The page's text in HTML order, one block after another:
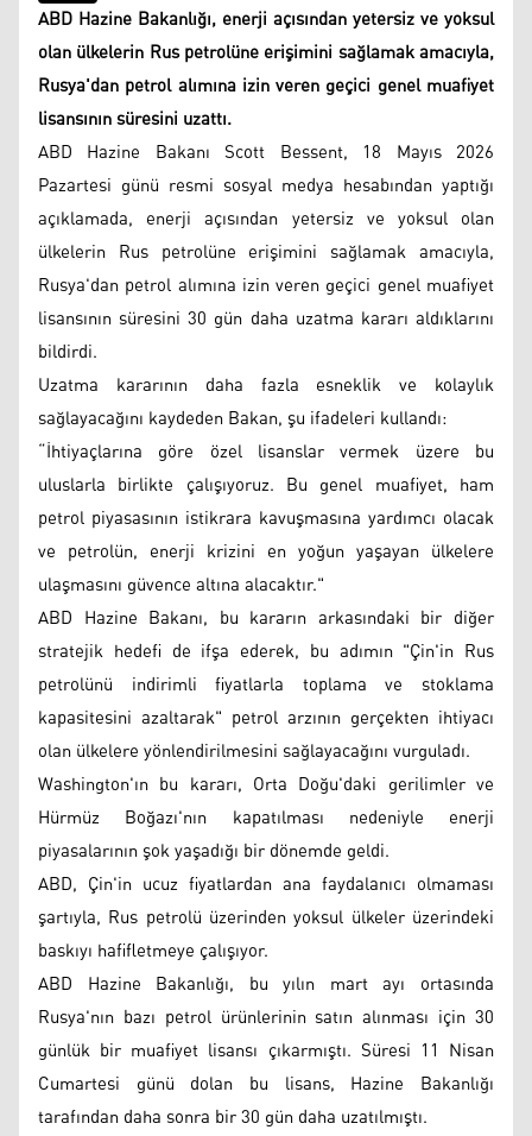
ABD Hazine Bakanlığı, enerji açısından yetersiz ve yoksul
olan ülkelerin Rus petrolüne erişimini sağlamak amacıyla,
Rusya'dan petrol alımına izin veren geçici genel muafiyet
lisansının süresini uzattı.
ABD Hazine Bakanı Scott Bessent, 18 Mayıs 2026
Pazartesi günü resmi sosyal medya hesabından yaptığı
açıklamada, enerji açısından yetersiz ve yoksul olan
ülkelerin Rus petrolüne erişimini sağlamak amacıyla,
Rusya'dan petrol alımına izin veren geçici genel muafiyet
lisansının süresini 30 gün daha uzatma kararı aldıklarını
bildirdi.
Uzatma kararının daha fazla esneklik ve kolaylık
sağlayacağını kaydeden Bakan, şu ifadeleri kullandı:
“İhtiyaçlarına göre özel lisanslar vermek üzere bu
uluslarla birlikte çalışıyoruz. Bu genel muafiyet, ham
petrol piyasasının istikrara kavuşmasına yardımcı olacak
ve petrolün, enerji krizini en yoğun yaşayan ülkelere
ulaşmasını güvence altına alacaktır."
ABD Hazine Bakanı, bu kararın arkasındaki bir diğer
stratejik hedefi de ifşa ederek, bu adımın "Çin'in Rus
petrolünü indirimli fiyatlarla toplama ve stoklama
kapasitesini azaltarak" petrol arzının gerçekten ihtiyacı
olan ülkelere yönlendirilmesini sağlayacağını vurguladı.
Washington'ın bu kararı, Orta Doğu'daki gerilimler ve
Hürmüz Boğazı'nın kapatılması nedeniyle enerji
piyasalarının şok yaşadığı bir dönemde geldi.
ABD, Çin'in ucuz fiyatlardan ana faydalanıcı olmaması
şartıyla, Rus petrolü üzerinden yoksul ülkeler üzerindeki
baskıyı hafifletmeye çalışıyor.
ABD Hazine Bakanlığı, bu yılın mart ayı ortasında
Rusya'nın bazı petrol ürünlerinin satın alınması için 30
günlük bir muafiyet lisansı çıkarmıştı. Süresi 11 Nisan
Cumartesi günü dolan bu lisans, Hazine Bakanlığı
tarafından daha sonra bir 30 gün daha uzatılmıştı.